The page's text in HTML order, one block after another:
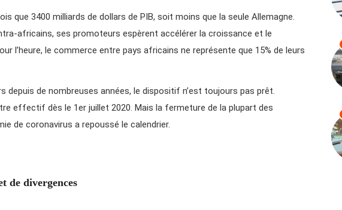
que 3400 milliards de dollars de PIB, soit moins que la seule Allemagne.
africains, ses promoteurs espèrent accélérer la croissance et le
l’heure, le commerce entre pays africains ne représente que 15% de leurs
depuis de nombreuses années, le dispositif n’est toujours pas prêt.
effectif dès le 1er juillet 2020. Mais la fermeture de la plupart des
de coronavirus a repoussé le calendrier.
de divergences